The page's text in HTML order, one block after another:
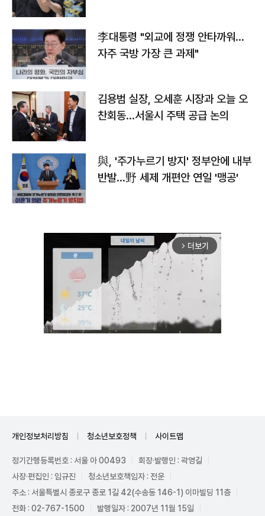
李대통령 "외교에 정쟁 안타까워…
자주 국방 가장 큰 과제"
김용범 실장, 오세훈 시장과 오늘 오
찬회동...서울시 주택 공급 논의
與, '주가누르기 방지' 정부안에 내부
반발…野 세제 개편안 연일 '맹공'
arrow_forward_ios 더보기
개인정보처리방침 청소년보호정책 사이트맵
정기간행등록번호 : 서울 아 00493
회장·발행인 : 곽영길
사장·편집인 : 임규진
청소년보호책임자 : 전운
주소 : 서울특별시 종로구 종로 1길 42(수송동 146-1) 이마빌딩 11층
전화 : 02-767-1500
발행일자 : 2007년 11월 15일